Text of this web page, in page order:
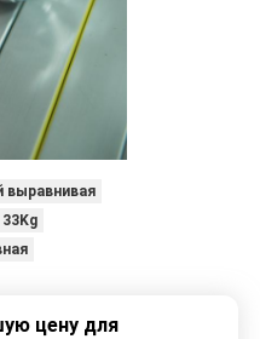
выравнивая
цену для